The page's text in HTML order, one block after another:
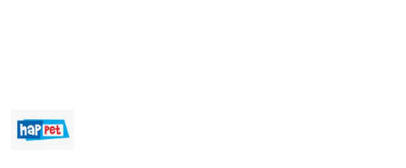
NAZWA
PRODUCENTA:
HAPPET